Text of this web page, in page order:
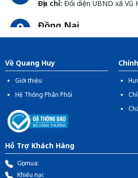
Địa chỉ: Đối diện UBND xã Vũ
Đồng Nai
Địa chỉ:1066- QL 51 Tổ 3 -
Về Quang Huy
Giới thiệu
Hệ Thống Phân Phối
Hỗ Trợ Khách Hàng
Gọi mua:
Khiếu nại: